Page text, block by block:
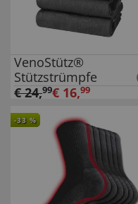
VenoStütz®
Stützstrümpfe
€24,99€ 16,99
-33 %